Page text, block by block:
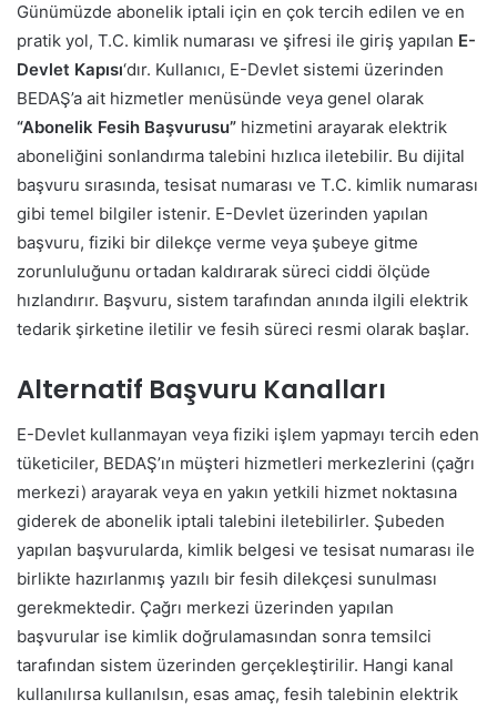
Günümüzde abonelik iptali için en çok tercih edilen ve en
pratik yol, T.C. kimlik numarası ve şifresi ile giriş yapılan E-
Devlet Kapısı‘dır. Kullanıcı, E-Devlet sistemi üzerinden
BEDAŞ’a ait hizmetler menüsünde veya genel olarak
“Abonelik Fesih Başvurusu” hizmetini arayarak elektrik
aboneliğini sonlandırma talebini hızlıca iletebilir. Bu dijital
başvuru sırasında, tesisat numarası ve T.C. kimlik numarası
gibi temel bilgiler istenir. E-Devlet üzerinden yapılan
başvuru, fiziki bir dilekçe verme veya şubeye gitme
zorunluluğunu ortadan kaldırarak süreci ciddi ölçüde
hızlandırır. Başvuru, sistem tarafından anında ilgili elektrik
tedarik şirketine iletilir ve fesih süreci resmi olarak başlar.
Alternatif Başvuru Kanalları
E-Devlet kullanmayan veya fiziki işlem yapmayı tercih eden
tüketiciler, BEDAŞ’ın müşteri hizmetleri merkezlerini (çağrı
merkezi) arayarak veya en yakın yetkili hizmet noktasına
giderek de abonelik iptali talebini iletebilirler. Şubeden
yapılan başvurularda, kimlik belgesi ve tesisat numarası ile
birlikte hazırlanmış yazılı bir fesih dilekçesi sunulması
gerekmektedir. Çağrı merkezi üzerinden yapılan
başvurular ise kimlik doğrulamasından sonra temsilci
tarafından sistem üzerinden gerçekleştirilir. Hangi kanal
kullanılırsa kullanılsın, esas amaç, fesih talebinin elektrik